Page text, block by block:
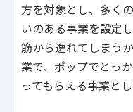
方を対象とし、多く
いのある事業を設定
筋から逸れてしまう
業で、ポップでとっ
ってもらえる事業とし